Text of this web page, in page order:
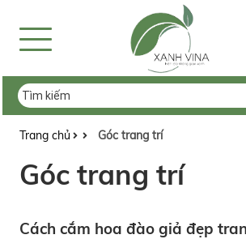
Trang chủ Góc trang trí
Góc trang trí
Cách cắm hoa đào giả đẹp